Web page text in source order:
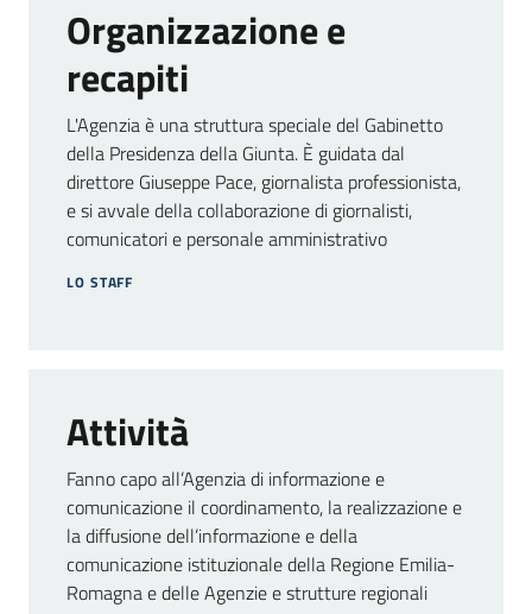
Agenzia
informazione
comunicazione
Menu selezionato
Seguici
Organizzazione e
recapiti
L'Agenzia è una struttura speciale del Gabinetto
della Presidenza della Giunta. È guidata dal
direttore Giuseppe Pace, giornalista professionista,
e si avvale della collaborazione di giornalisti,
comunicatori e personale amministrativo
LO STAFF
Attività
Fanno capo all’Agenzia di informazione e
comunicazione il coordinamento, la realizzazione e
la diffusione dell’informazione e della
comunicazione istituzionale della Regione Emilia-
Romagna e delle Agenzie e strutture regionali